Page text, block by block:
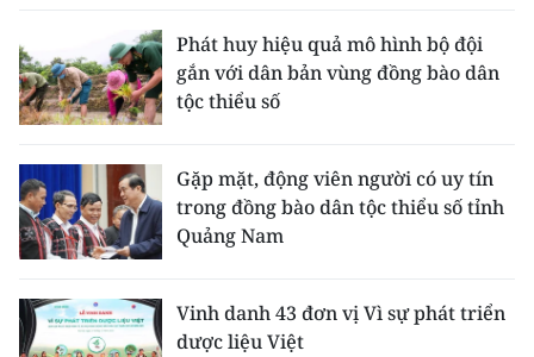
Phát huy hiệu quả mô hình bộ đội
gắn với dân bản vùng đồng bào dân
tộc thiểu số
Gặp mặt, động viên người có uy tín
trong đồng bào dân tộc thiểu số tỉnh
Quảng Nam
Vinh danh 43 đơn vị Vì sự phát triển
dược liệu Việt